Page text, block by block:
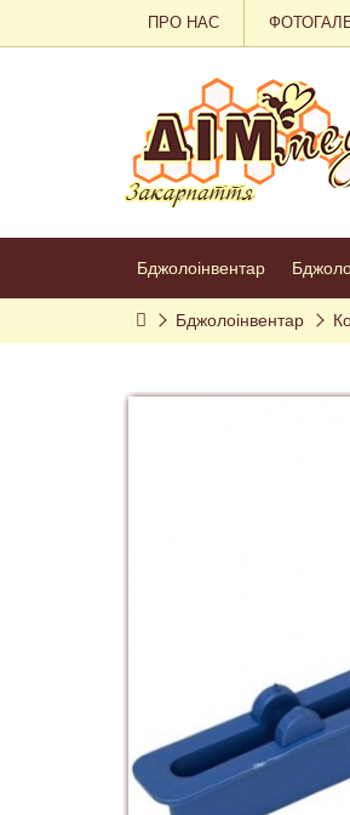
ПРО НАС
Бджолоінвентар
Бджолоінвентар